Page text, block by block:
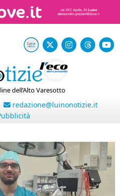
dell’Alto Varesotto
redazione@luinonotizie.it